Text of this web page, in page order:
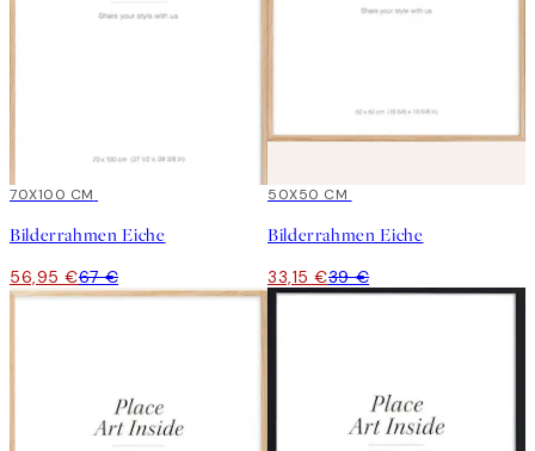
15%*
70X100 CM
Bilderrahmen Eiche
56,95 €67 €
15%*
50X50 CM
Bilderrahmen Eiche
33,15 €39 €